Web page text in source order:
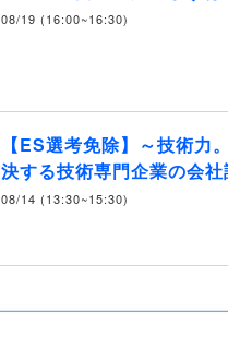
08/19 (16:00~16:30)
【ES選考免除】～技術
決する技術専門企業の会
08/14 (13:30~15:30)